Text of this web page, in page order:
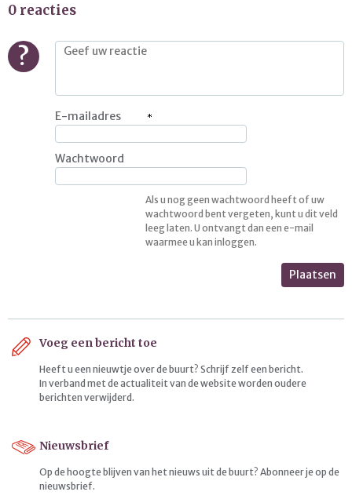
0 reacties
?
E-mailadres
Wachtwoord
Als u nog geen wachtwoord heeft of uw
wachtwoord bent vergeten, kunt u dit veld
leeg laten. U ontvangt dan een e-mail
waarmee u kan inloggen.
Plaatsen
Voeg een bericht toe
Heeft u een nieuwtje over de buurt? Schrijf zelf een bericht.
In verband met de actualiteit van de website worden oudere
berichten verwijderd.
Nieuwsbrief
Op de hoogte blijven van het nieuws uit de buurt? Abonneer je op de
nieuwsbrief.